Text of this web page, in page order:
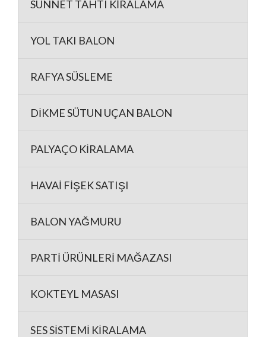
SÜNNET TAHTI KİRALAMA
YOL TAKI BALON
RAFYA SÜSLEME
DİKME SÜTUN UÇAN BALON
PALYAÇO KİRALAMA
HAVAİ FİŞEK SATIŞI
BALON YAĞMURU
PARTİ ÜRÜNLERİ MAĞAZASI
KOKTEYL MASASI
SES SİSTEMİ KİRALAMA